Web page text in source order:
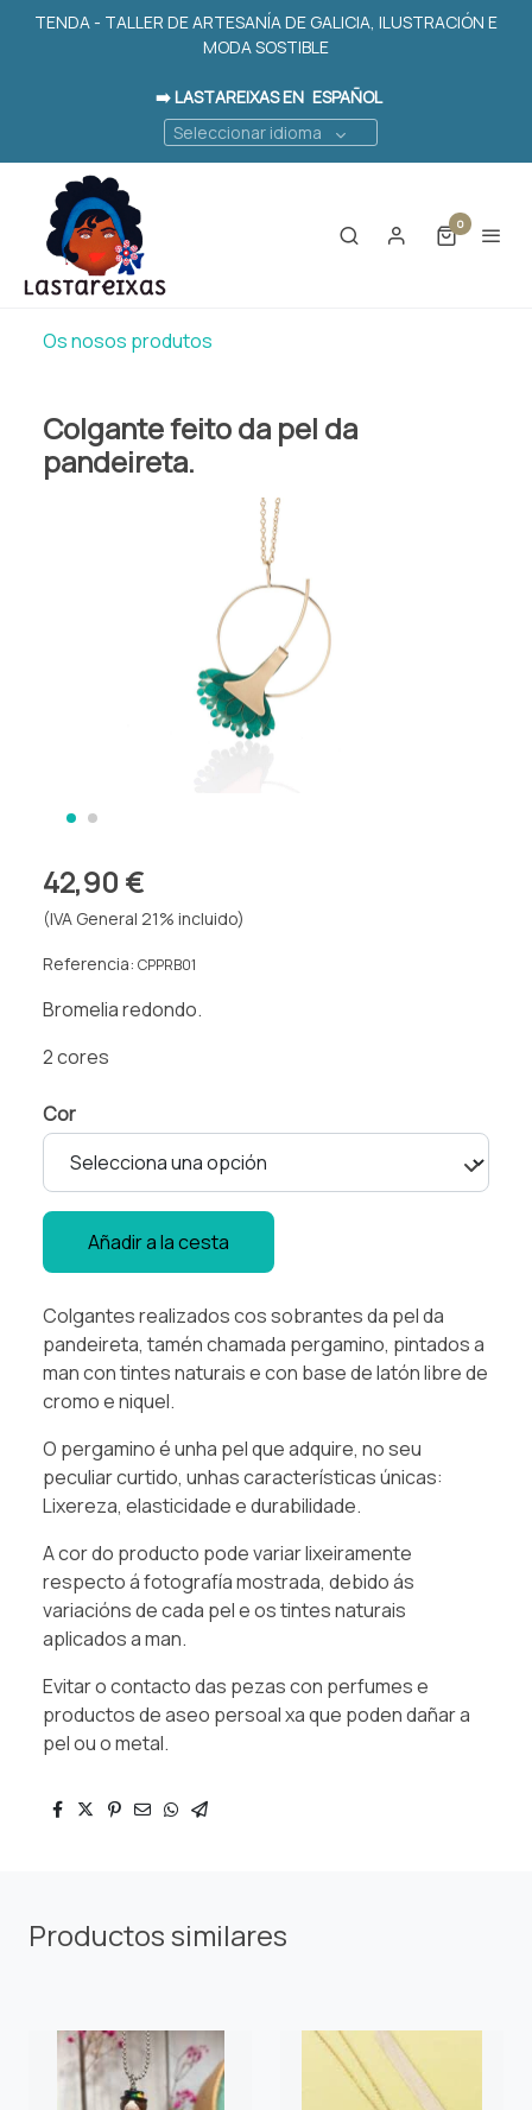
TENDA - TALLER DE ARTESANÍA DE GALICIA, ILUSTRACIÓN E
MODA SOSTIBLE
➡️ LASTAREIXAS EN ESPAÑOL
Seleccionar idioma
0
Os nosos produtos
Colgante feito da pel da
pandeireta.
42,90 €
(IVA General 21% incluido)
Referencia: CPPRB01
Bromelia redondo.
2 cores
Cor
Añadir a la cesta
Colgantes realizados cos sobrantes da pel da
pandeireta, tamén chamada pergamino, pintados a
man con tintes naturais e con base de latón libre de
cromo e niquel.
O pergamino é unha pel que adquire, no seu
peculiar curtido, unhas características únicas:
Lixereza, elasticidade e durabilidade.
A cor do producto pode variar lixeiramente
respecto á fotografía mostrada, debido ás
variacións de cada pel e os tintes naturais
aplicados a man.
Evitar o contacto das pezas con perfumes e
productos de aseo persoal xa que poden dañar a
pel ou o metal.
Productos similares